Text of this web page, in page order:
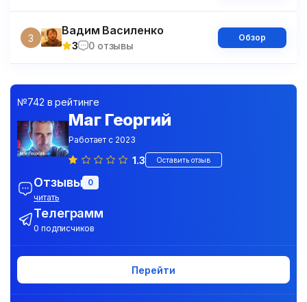
3
Вадим Василенко
3 0 отзывы
Обзор
№742 в рейтинге
Маг Георгий
Работает с 2023
1.3 Оставить отзыв
Отзывы 0
читать
Телеграмм
0 подписчиков
Перейти